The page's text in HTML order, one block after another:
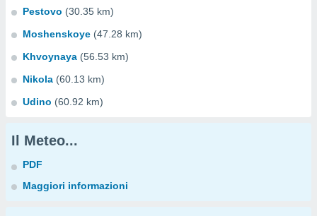
Pestovo (30.35 km)
Moshenskoye (47.28 km)
Khvoynaya (56.53 km)
Nikola (60.13 km)
Udino (60.92 km)
Il Meteo...
PDF
Maggiori informazioni